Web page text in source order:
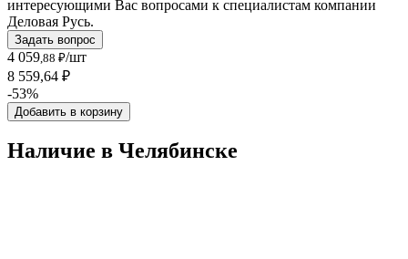
интересующими Вас вопросами к специалистам компании
Деловая Русь.
Задать вопрос
4 059 ,88 ₽/шт
8 559,64 ₽
-53%
Добавить в корзину
Наличие в Челябинскe